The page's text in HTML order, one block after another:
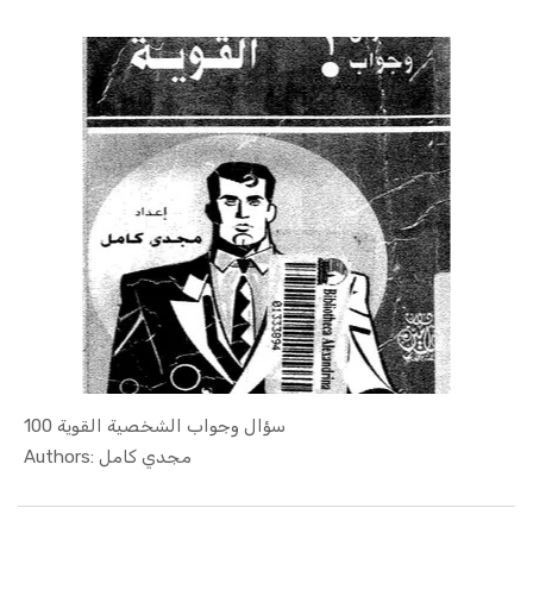
100 سؤال وجواب الشخصية القوية
Authors: مجدي كامل